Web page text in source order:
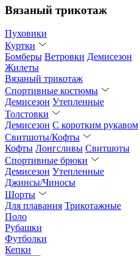
Вязаный трикотаж
Пуховики
Куртки
Бомберы Ветровки Демисезон
Жилеты
Вязаный трикотаж
Спортивные костюмы
Демисезон Утепленные
Толстовки
Демисезон С коротким рукавом
Свитшоты/Кофты
Кофты Лонгсливы Свитшоты
Спортивные брюки
Демисезон Утепленные
Джинсы/Чиносы
Шорты
Для плавания Трикотажные
Поло
Рубашки
Футболки
Кепки